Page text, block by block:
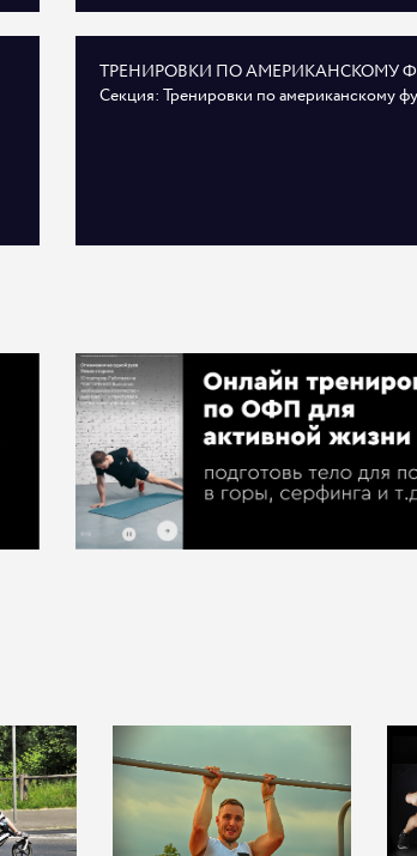
ТРЕНИРОВКИ ПО АМЕРИКАНСКОМУ
Секция: Тренировки по американскому